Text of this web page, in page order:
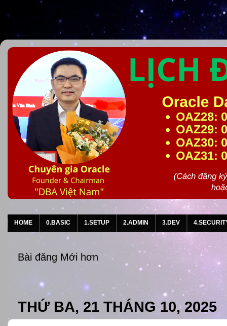
HOME 0.BASIC 1.SETUP 2.ADMIN 3.DEV
Bài đăng Mới hơn
THỨ BA, 21 THÁNG 10, 2025